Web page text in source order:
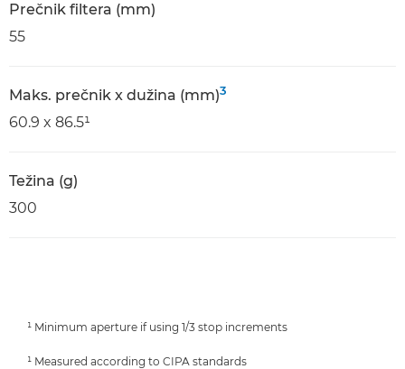
Prečnik filtera (mm)
55
Maks. prečnik x dužina (mm)3
60.9 x 86.5¹
Težina (g)
300
¹ Minimum aperture if using 1/3 stop increments
¹ Measured according to CIPA standards